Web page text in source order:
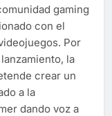
gaming
con el
Por
la
crear un
a la
dando voz a